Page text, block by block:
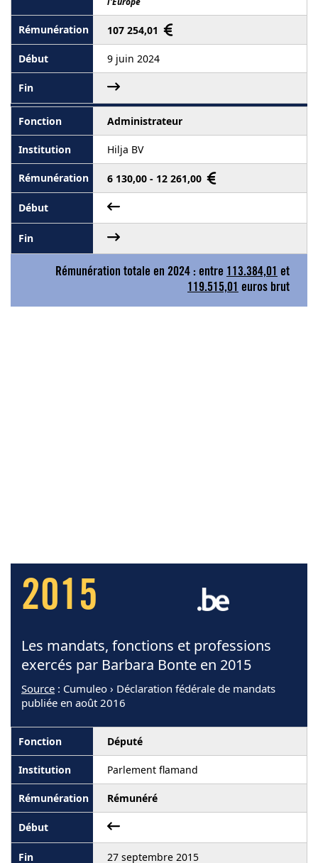
107 254,01
9 juin 2024
Administrateur
Hilja BV
6 130,00 - 12 261,00
Rémunération totale en 2024 : entre 113.384,01 et
119.515,01 euros brut
2015
Les mandats, fonctions et professions
exercés par Barbara Bonte en 2015
Source : Cumuleo › Déclaration fédérale de mandats
publiée en août 2016
Député
Parlement flamand
Rémunéré
27 septembre 2015